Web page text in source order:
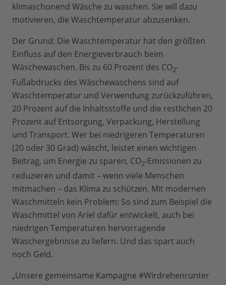
klimaschonend Wäsche zu waschen. Sie will dazu
motivieren, die Waschtemperatur abzusenken.
Der Grund: Die Waschtemperatur hat den größten
Einfluss auf den Energieverbrauch beim
Wäschewaschen. Bis zu 60 Prozent des CO2-
Fußabdrucks des Wäschewaschens sind auf
Waschtemperatur und Verwendung zurückzuführen,
20 Prozent auf die Inhaltsstoffe und die restlichen 20
Prozent auf Entsorgung, Verpackung, Herstellung
und Transport. Wer bei niedrigeren Temperaturen
(20 oder 30 Grad) wäscht, leistet einen wichtigen
Beitrag, um Energie zu sparen, CO2-Emissionen zu
reduzieren und damit – wenn viele Menschen
mitmachen – das Klima zu schützen. Mit modernen
Waschmitteln kein Problem: So sind zum Beispiel die
Waschmittel von Ariel dafür entwickelt, auch bei
niedrigen Temperaturen hervorragende
Waschergebnisse zu liefern. Und das spart auch
noch Geld.
„Unsere gemeinsame Kampagne #Wirdrehenrunter